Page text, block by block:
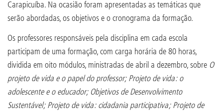
Carapicuíba. Na ocasião foram apresentadas as temáticas que
serão abordadas, os objetivos e o cronograma da formação.
Os professores responsáveis pela disciplina em cada escola
participam de uma formação, com carga horária de 80 horas,
dividida em oito módulos, ministradas de abril a dezembro, sobre O
projeto de vida e o papel do professor; Projeto de vida: o
adolescente e o educador; Objetivos de Desenvolvimento
Sustentável; Projeto de vida: cidadania participativa; Projeto de